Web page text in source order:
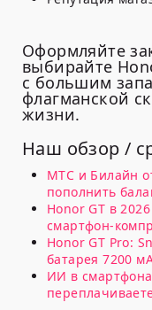
Оформляйте
выбирайте
с большим
флагманской
жизни.
Наш обзор /
МТС и Билайн
пополнить
Honor GT в
смартфон-
Honor GT Pro:
батарея 7200
ИИ в